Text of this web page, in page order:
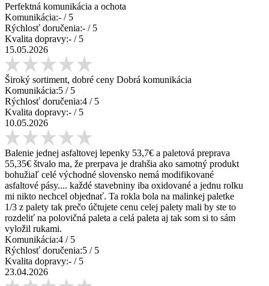
Perfektná komunikácia a ochota
Komunikácia:- / 5
Rýchlosť doručenia:- / 5
Kvalita dopravy:- / 5
15.05.2026
Široký sortiment, dobré ceny Dobrá komunikácia
Komunikácia:5 / 5
Rýchlosť doručenia:4 / 5
Kvalita dopravy:- / 5
10.05.2026
Balenie jednej asfaltovej lepenky 53,7€ a paletová preprava
55,35€ štvalo ma, že prerpava je drahšia ako samotný produkt
bohužiaľ celé východné slovensko nemá modifikované
asfaltové pásy.... každé stavebniny iba oxidované a jednu rolku
mi nikto nechcel objednať. Ta rokla bola na malinkej paletke
1/3 z palety tak prečo účtujete cenu celej palety mali by ste to
rozdeliť na polovičná paleta a celá paleta aj tak som si to sám
vyložil rukami.
Komunikácia:4 / 5
Rýchlosť doručenia:5 / 5
Kvalita dopravy:- / 5
23.04.2026